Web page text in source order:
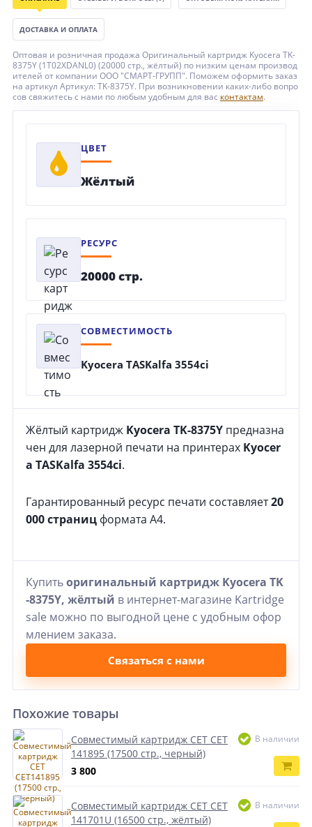
ДОСТАВКА И ОПЛАТА
Оптовая и розничная продажа Оригинальный картридж Kyocera TK-
8375Y (1T02XDANL0) (20000 стр., жёлтый) по низким ценам производ
ителей от компании ООО "СМАРТ-ГРУПП". Поможем оформить заказ
на артикул Артикул: TK-8375Y. При возникновении каких-либо вопро
сов свяжитесь с нами по любым удобным для вас контактам.
ЦВЕТ
Жёлтый
РЕСУРС
20000 стр.
СОВМЕСТИМОСТЬ
Kyocera TASKalfa 3554ci
Жёлтый картридж Kyocera TK-8375Y предназна
чен для лазерной печати на принтерах Kyocer
a TASKalfa 3554ci.
Гарантированный ресурс печати составляет20
000 страниц формата A4.
Купитьоригинальный картридж Kyocera TK
-8375Y, жёлтый в интернет-магазине Kartridge
sale можно по выгодной цене с удобным офор
млением заказа.
Связаться с нами
Похожие товары
Совместимый картридж CET CET
141895 (17500 стр., черный)
3 800
В наличии
Совместимый картридж CET CET
141701U (16500 стр., жёлтый)
В наличии